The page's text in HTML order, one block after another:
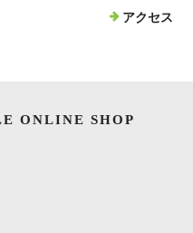
アクセス
ONLINE SHOP